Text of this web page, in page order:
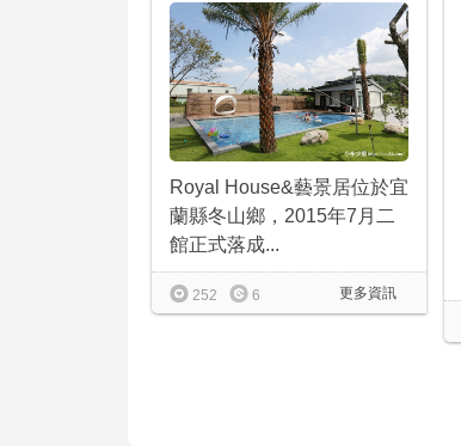
Royal House&藝景居位於宜
蘭縣冬山鄉，2015年7月二
館正式落成...
更多資訊
252 6